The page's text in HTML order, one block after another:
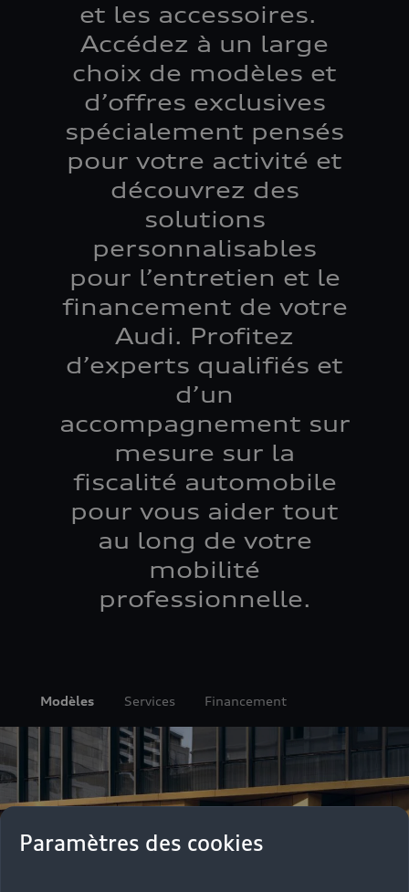
Paramètres des cookies
et les accessoires.
Accédez à un large
choix de modèles et
d’offres exclusives
spécialement pensés
pour votre activité et
découvrez des
solutions
personnalisables
pour l’entretien et le
financement de votre
Audi. Profitez
d’experts qualifiés et
d’un
accompagnement sur
mesure sur la
fiscalité automobile
pour vous aider tout
au long de votre
mobilité
professionnelle.
Modèles Services Financement